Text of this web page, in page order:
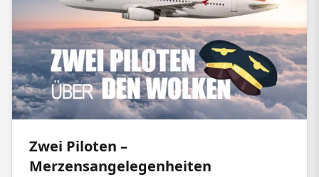
Zwei Piloten –
Merzensangelegenheiten